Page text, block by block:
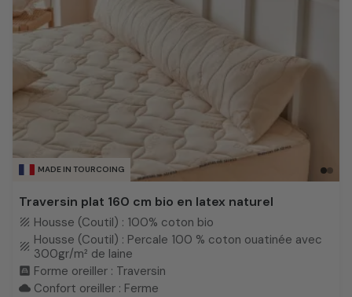
MADE IN TOURCOING
Traversin plat 160 cm bio en latex naturel
texture Housse (Coutil) : 100% coton bio
texture Housse (Coutil) : Percale 100 % coton ouatinée avec
300gr/m² de laine
bedroom_child Forme oreiller : Traversin
cloud Confort oreiller : Ferme